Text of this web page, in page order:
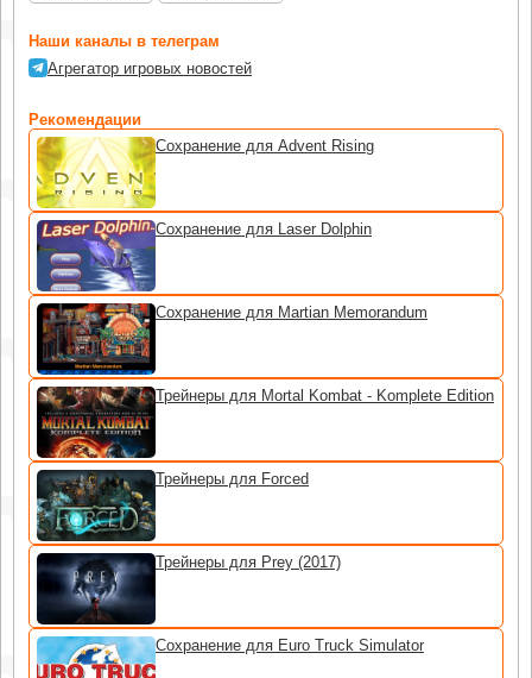
Наши каналы в телеграм
Агрегатор игровых новостей
Рекомендации
Сохранение для Advent Rising
Сохранение для Laser Dolphin
Сохранение для Martian Memorandum
Трейнеры для Mortal Kombat - Komplete Edition
Трейнеры для Forced
Трейнеры для Prey (2017)
Сохранение для Euro Truck Simulator